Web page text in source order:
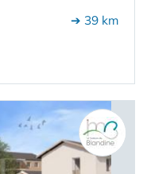
➔ 39 km